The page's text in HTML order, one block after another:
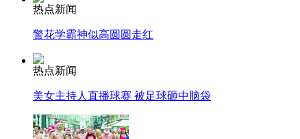
纽约上演“枕头大战”
热点新闻
警花学霸神似高圆圆走红
热点新闻
美女主持人直播球赛 被足球砸中脑袋